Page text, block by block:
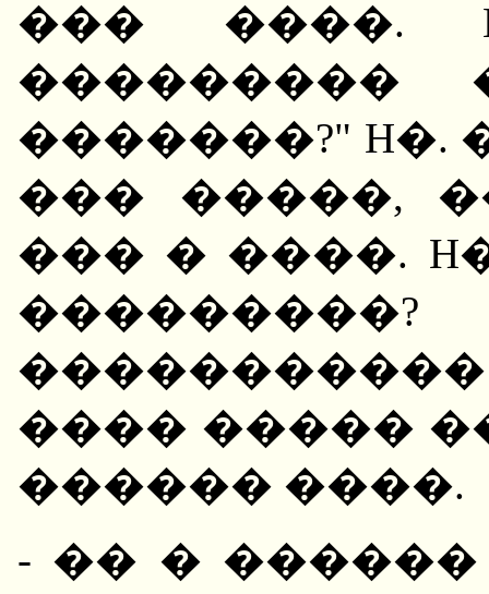
��� ����.
���������
�������?"
��� �����,
��� � ����.
���� �����
������ ����.
- �� �